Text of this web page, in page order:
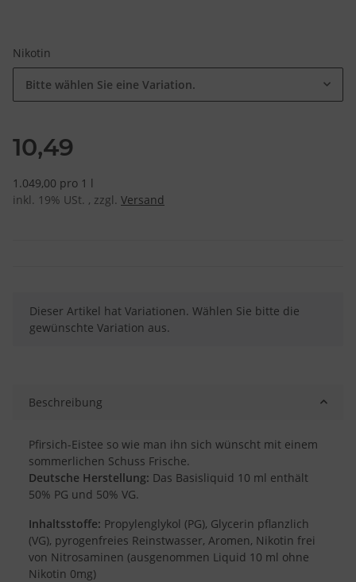
Nikotin
Bitte wählen Sie eine Variation.
10,49
1.049,00 pro 1 l
inkl. 19% USt. , zzgl. Versand
x
Dieser Artikel hat Variationen. Wählen Sie bitte die
gewünschte Variation aus.
Beschreibung
Pfirsich-Eistee so wie man ihn sich wünscht mit einem
sommerlichen Schuss Frische.
Deutsche Herstellung: Das Basisliquid 10 ml enthält
50% PG und 50% VG.
Inhaltsstoffe: Propylenglykol (PG), Glycerin pflanzlich
(VG), pyrogenfreies Reinstwasser, Aromen, Nikotin frei
von Nitrosaminen (ausgenommen Liquid 10 ml ohne
Nikotin 0mg)